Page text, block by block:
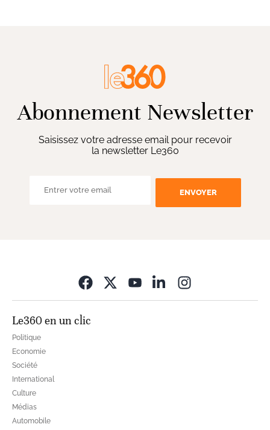
Abonnement Newsletter
Saisissez votre adresse email pour recevoir
la newsletter Le360
ENVOYER
Le360 en un clic
Politique
Economie
Société
International
Culture
Médias
Automobile